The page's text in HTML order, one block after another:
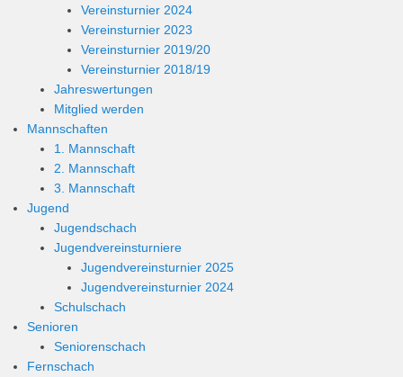
Vereinsturnier 2024
Vereinsturnier 2023
Vereinsturnier 2019/20
Vereinsturnier 2018/19
Jahreswertungen
Mitglied werden
Mannschaften
1. Mannschaft
2. Mannschaft
3. Mannschaft
Jugend
Jugendschach
Jugendvereinsturniere
Jugendvereinsturnier 2025
Jugendvereinsturnier 2024
Schulschach
Senioren
Seniorenschach
Fernschach